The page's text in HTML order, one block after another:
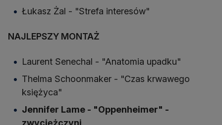
Łukasz Żal - "Strefa interesów"
NAJLEPSZY MONTAŻ
Laurent Senechal - "Anatomia upadku"
Thelma Schoonmaker - "Czas krwawego
księżyca"
Jennifer Lame - "Oppenheimer" -